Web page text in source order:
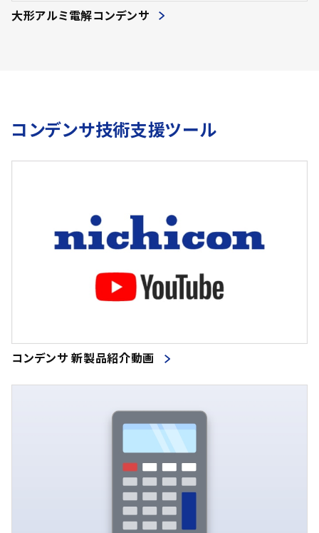
大形アルミ電解コンデンサ
コンデンサ技術支援ツール
コンデンサ 新製品紹介動画